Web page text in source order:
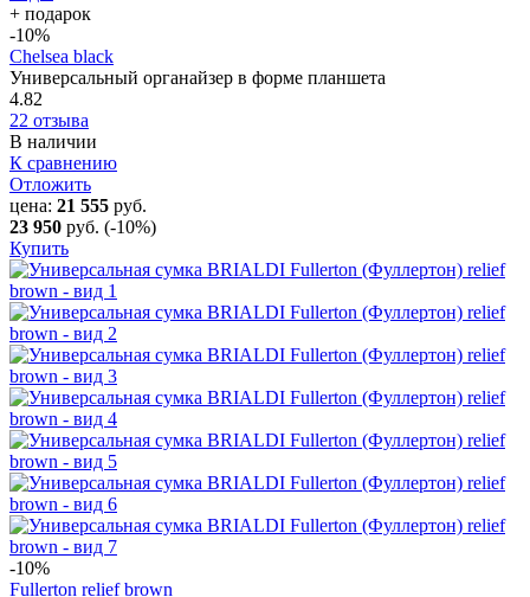
+ подарок
-10%
Chelsea black
Универсальный органайзер в форме планшета
4.82
22 отзыва
В наличии
К сравнению
Отложить
цена: 21 555 руб.
23 950 руб. (-10%)
Купить
-10%
Fullerton relief brown